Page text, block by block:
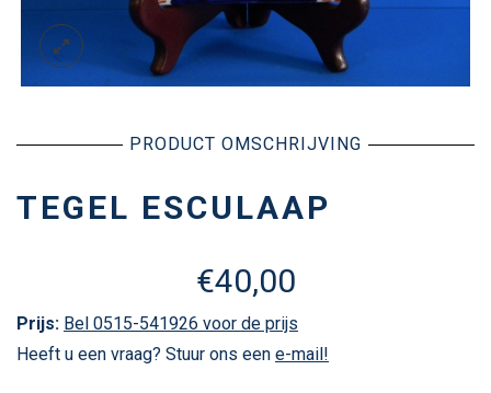
PRODUCT OMSCHRIJVING
TEGEL ESCULAAP
€40,00
Prijs: Bel 0515-541926 voor de prijs
Heeft u een vraag? Stuur ons een e-mail!